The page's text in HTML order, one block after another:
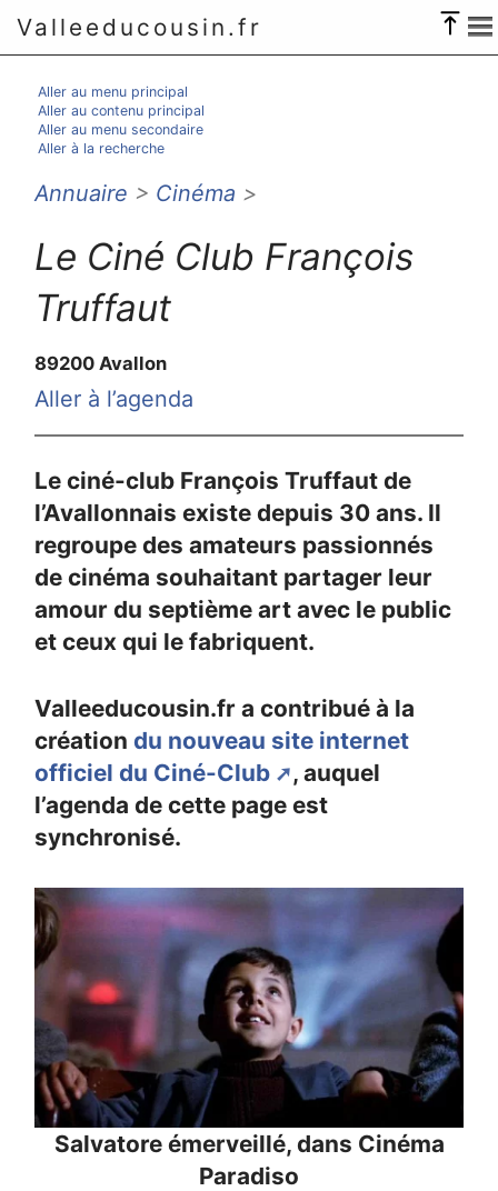
Valleeducousin.fr
Aller au menu principal
Aller au contenu principal
Aller au menu secondaire
Aller à la recherche
Annuaire > Cinéma >
Le Ciné Club François
Truffaut
89200 Avallon
Aller à l’agenda
Le ciné-club François Truffaut de
l’Avallonnais existe depuis 30 ans. Il
regroupe des amateurs passionnés
de cinéma souhaitant partager leur
amour du septième art avec le public
et ceux qui le fabriquent.
Valleeducousin.fr a contribué à la
créationdu nouveau site internet
officiel du Ciné-Club
, auquel
l’agenda de cette page est
synchronisé.
Salvatore émerveillé, dans Cinéma
Paradiso